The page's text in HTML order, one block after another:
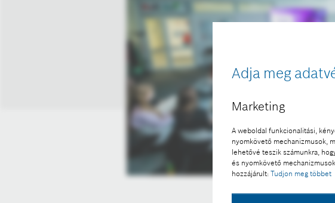
Adja meg
Marketing
A weboldal funkcionalitási,
nyomkövető mechanizmusok,
lehetővé teszik számunkra,
és nyomkövető
hozzájárult: Tudjon meg többet